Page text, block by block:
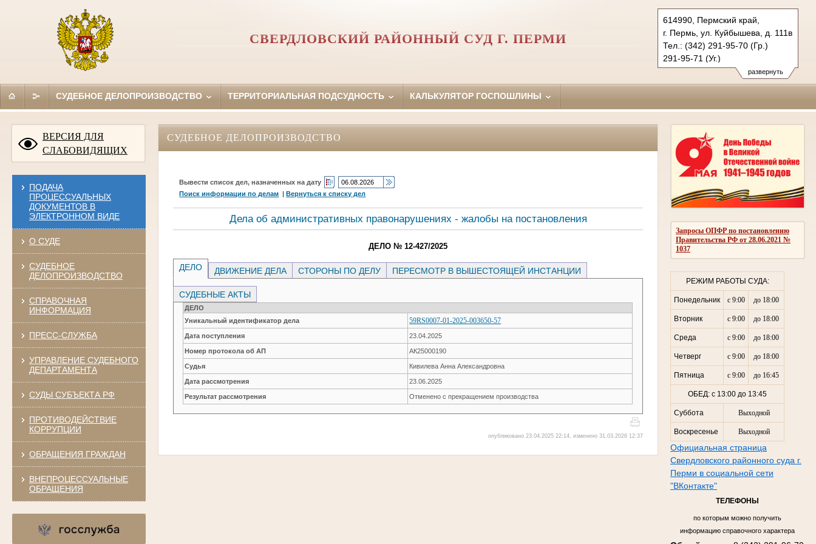
развернуть
614990, Пермский край,
г. Пермь, ул. Куйбышева, д. 111в
Тел.: (342) 291-95-70 (Гр.)
291-95-71 (Уг.)
291-95-73 (Коап.)
sverdlovsky.perm@sudrf.ru
СВЕРДЛОВСКИЙ РАЙОННЫЙ СУД Г. ПЕРМИ
СУДЕБНОЕ ДЕЛОПРОИЗВОДСТВО ТЕРРИТОРИАЛЬНАЯ ПОДСУДНОСТЬ КАЛЬКУЛЯТОР ГОСПОШЛИНЫ
ВЕРСИЯ ДЛЯ
СЛАБОВИДЯЩИХ
ПОДАЧА
ПРОЦЕССУАЛЬНЫХ
ДОКУМЕНТОВ В
ЭЛЕКТРОННОМ ВИДЕ
О СУДЕ
СУДЕБНОЕ
ДЕЛОПРОИЗВОДСТВО
СПРАВОЧНАЯ
ИНФОРМАЦИЯ
ПРЕСС-СЛУЖБА
УПРАВЛЕНИЕ СУДЕБНОГО
ДЕПАРТАМЕНТА
СУДЫ СУБЪЕКТА РФ
ПРОТИВОДЕЙСТВИЕ
КОРРУПЦИИ
ОБРАЩЕНИЯ ГРАЖДАН
ВНЕПРОЦЕССУАЛЬНЫЕ
ОБРАЩЕНИЯ
Запросы ОПФР по постановлению
Правительства РФ от 28.06.2021 №
1037
РЕЖИМ РАБОТЫ СУДА:
Понедельник с 9:00 до 18:00
Вторник с 9:00 до 18:00
Среда с 9:00 до 18:00
Четверг с 9:00 до 18:00
Пятница с 9:00 до 16:45
ОБЕД: с 13:00 до 13:45
Суббота Выходной
Воскресенье Выходной
Официальная страница
Свердловского районного суда г.
Перми в социальной сети
"ВКонтакте"
ТЕЛЕФОНЫ
по которым можно получить
информацию справочного характера
СУДЕБНОЕ ДЕЛОПРОИЗВОДСТВО
Вывести список дел, назначенных на дату
Поиск информации по делам |Вернуться к списку дел
Дела об административных правонарушениях - жалобы на постановления
ДЕЛО № 12-427/2025
ДЕЛО ДВИЖЕНИЕ ДЕЛА СТОРОНЫ ПО ДЕЛУ ПЕРЕСМОТР В ВЫШЕСТОЯЩЕЙ ИНСТАНЦИИ
СУДЕБНЫЕ АКТЫ
ДЕЛО
Уникальный идентификатор дела
59RS0007-01-2025-003650-57
Дата поступления 23.04.2025
Номер протокола об АП АК25000190
Судья Кивилева Анна Александровна
Дата рассмотрения 23.06.2025
Результат рассмотрения Отменено с прекращением производства
опубликовано 23.04.2025 22:14, изменено 31.03.2026 12:37